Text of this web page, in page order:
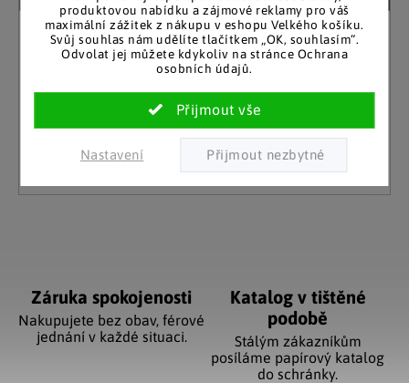
produktovou nabídku a zájmové reklamy pro váš
maximální zážitek z nákupu v eshopu Velkého košíku.
Svůj souhlas nám udělíte tlačítkem „OK, souhlasím“.
Odvolat jej můžete kdykoliv na stránce Ochrana
osobních údajů.
Nastavení
Nástěnný stůl Teala se zrcadlem, dub medový
Skladem
Detail
Záruka spokojenosti
Nakupujete bez obav, férové
jednání v každé situaci.
Katalog v tištěné
podobě
Stálým zákazníkům
posíláme papírový katalog
do schránky.